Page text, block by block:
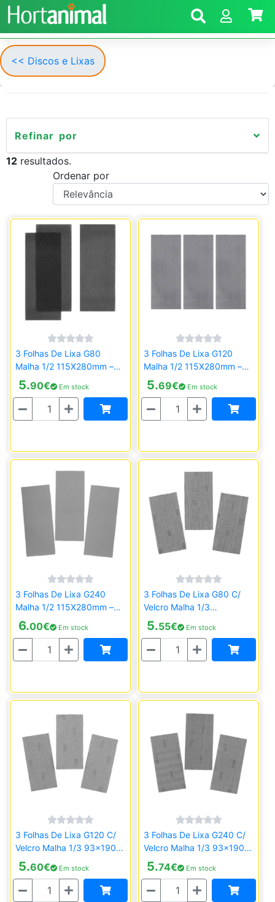
<< Discos e Lixas
Refinar por
12 resultados.
Ordenar por
3 Folhas De Lixa G80
Malha 1/2 115X280mm –
Sem Velcro Stanley
STA39002-XJ
5.90€ Em stock
Quantidade
3 Folhas De Lixa G120
Malha 1/2 115X280mm –
Sem Velcro Stanley
STA39007-XJ
5.69€ Em stock
Quantidade
3 Folhas De Lixa G240
Malha 1/2 115X280mm –
Sem Velcro Stanley
STA39012-XJ
6.00€ Em stock
Quantidade
3 Folhas De Lixa G80 C/
Velcro Malha 1/3
93x190mm Stanley
STA39032-XJ
5.55€ Em stock
Quantidade
3 Folhas De Lixa G120 C/
Velcro Malha 1/3 93x190
Stanley STA39037-XJ
5.60€ Em stock
Quantidade
3 Folhas De Lixa G240 C/
Velcro Malha 1/3 93x190
Stanley STA39042-XJ
5.74€ Em stock
Quantidade